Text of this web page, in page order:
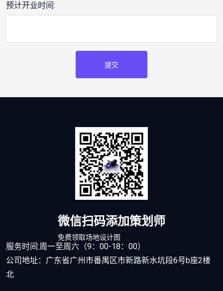
预计开业时间:
提交
微信扫码添加策划师
免费领取场地设计图
服务时间:周一至周六（9：00-18：00）
公司地址：广东省广州市番禺区市新路新水坑段6号b座2楼
北